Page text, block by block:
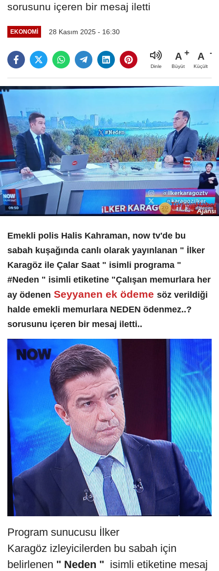
sorusunu içeren bir mesaj iletti
EKONOMI 28 Kasım 2025 - 16:30
Dinle
A
Büyüt
A
Küçült
Emekli polis Halis Kahraman, now tv'de bu
sabah kuşağında canlı olarak yayınlanan " İlker
Karagöz ile Çalar Saat " isimli programa "
#Neden " isimli etiketine "Çalışan memurlara her
ay ödenen Seyyanen ek ödeme söz verildiği
halde emekli memurlara NEDEN ödenmez..?
sorusunu içeren bir mesaj iletti..
Program sunucusu İlker
Karagöz izleyicilerden bu sabah için
belirlenen " Neden " isimli etiketine mesaj